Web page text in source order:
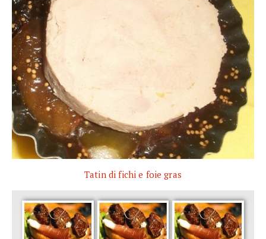
Tatin di fichi e foie gras